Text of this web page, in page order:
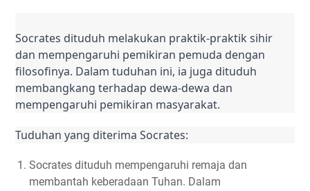
Socrates dituduh melakukan praktik-praktik sihir
dan mempengaruhi pemikiran pemuda dengan
filosofinya. Dalam tuduhan ini, ia juga dituduh
membangkang terhadap dewa-dewa dan
mempengaruhi pemikiran masyarakat.
Tuduhan yang diterima Socrates:
Socrates dituduh mempengaruhi remaja dan
membantah keberadaan Tuhan. Dalam